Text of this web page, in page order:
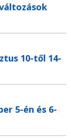
10-től 14-
5-én és 6-